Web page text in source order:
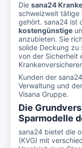
Die sana24
schweizweit tätige
gehört. sana24 ist
kostengünstige
anzubieten. Sie
solide Deckung zu
von der Sicherheit
Kunden der
Verwaltung und der
Visana Gruppe.
Die
Sparmodelle
sana24 bietet die
(KVG) mit